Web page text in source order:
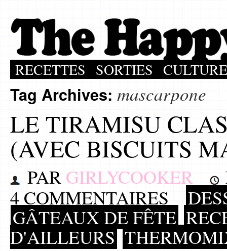
RECETTES SORTIES CULTURE
Tag Archives: mascarpone
LE TIRAMISU
(AVEC BISCUITS
PAR GIRLYCOOKER
4 COMMENTAIRES
GÂTEAUX DE FÊTE
D'AILLEURS